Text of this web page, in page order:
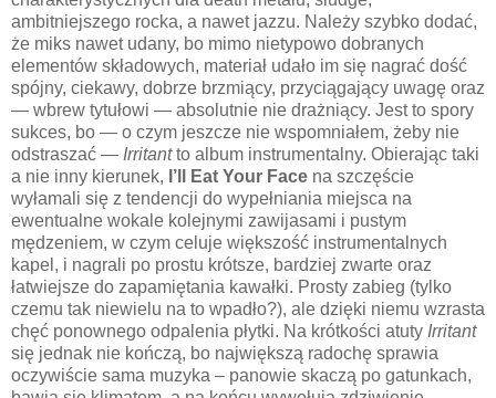
ambitniejszego rocka, a nawet jazzu. Należy szybko dodać,
że miks nawet udany, bo mimo nietypowo dobranych
elementów składowych, materiał udało im się nagrać dość
spójny, ciekawy, dobrze brzmiący, przyciągający uwagę oraz
— wbrew tytułowi — absolutnie nie drażniący. Jest to spory
sukces, bo — o czym jeszcze nie wspomniałem, żeby nie
odstraszać — Irritantto album instrumentalny. Obierając taki
a nie inny kierunek, I’ll Eat Your Face na szczęście
wyłamali się z tendencji do wypełniania miejsca na
ewentualne wokale kolejnymi zawijasami i pustym
mędzeniem, w czym celuje większość instrumentalnych
kapel, i nagrali po prostu krótsze, bardziej zwarte oraz
łatwiejsze do zapamiętania kawałki. Prosty zabieg (tylko
czemu tak niewielu na to wpadło?), ale dzięki niemu wzrasta
chęć ponownego odpalenia płytki. Na krótkości atuty Irritant
się jednak nie kończą, bo największą radochę sprawia
oczywiście sama muzyka – panowie skaczą po gatunkach,